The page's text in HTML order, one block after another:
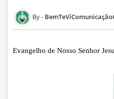
Evangelho de Nosso Senhor